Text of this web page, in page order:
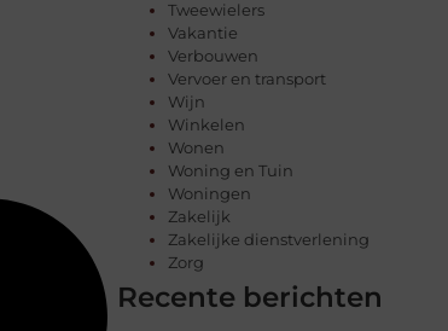
Tweewielers
Vakantie
Verbouwen
Vervoer en transport
Wijn
Winkelen
Wonen
Woning en Tuin
Woningen
Zakelijk
Zakelijke dienstverlening
Zorg
Recente berichten